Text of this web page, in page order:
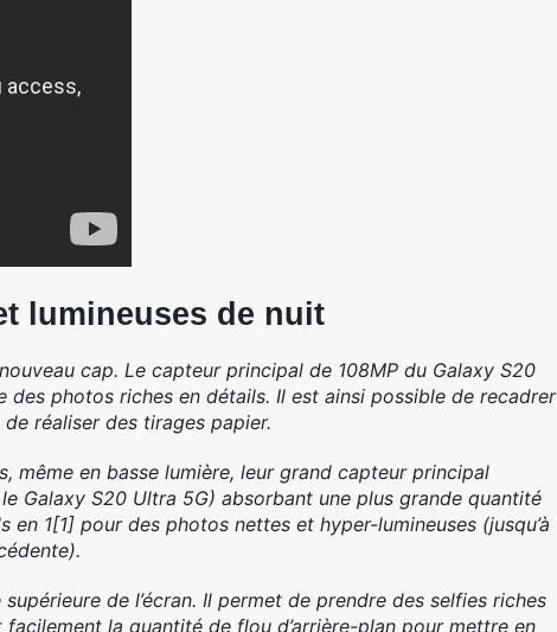
lumineuses de nuit
cap. Le capteur principal de 108MP du Galaxy S20
photos riches en détails. Il est ainsi possible de recadrer
réaliser des tirages papier.
même en basse lumière, leur grand capteur principal
Galaxy S20 Ultra 5G) absorbant une plus grande quantité
1[1] pour des photos nettes et hyper-lumineuses (jusqu’à
de l’écran. Il permet de prendre des selfies riches
la quantité de flou d’arrière-plan pour mettre en